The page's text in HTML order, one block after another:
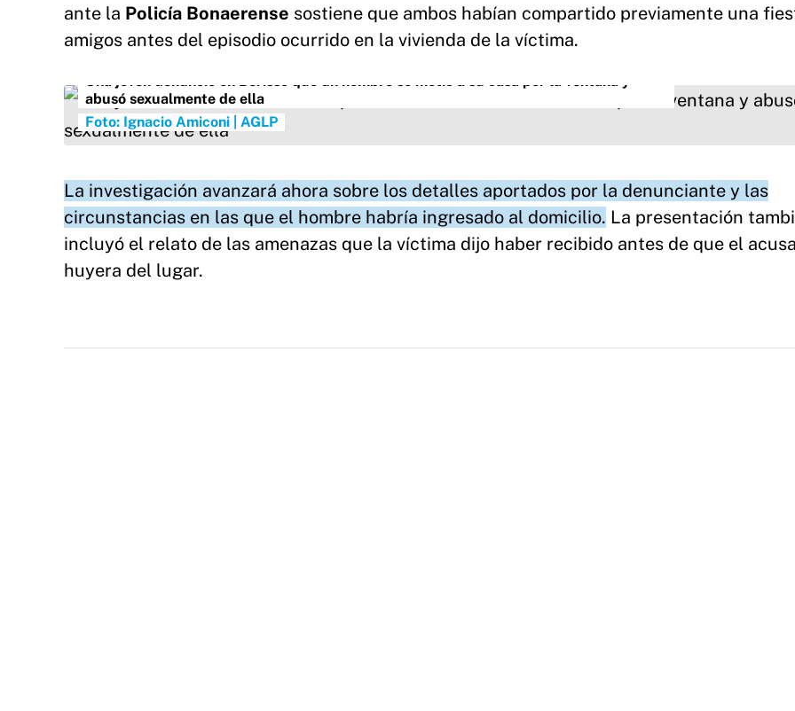
ante la Policía Bonaerense sostiene que ambos habían compartido previamente una
amigos antes del episodio ocurrido en la vivienda de la víctima.
Una joven denunció en Berisso que un hombre se metió a su casa por la ventana y
abusó sexualmente de ella
Foto: Ignacio Amiconi | AGLP
La investigación avanzará ahora sobre los detalles aportados por la denunciante y las
circunstancias en las que el hombre habría ingresado al domicilio. La presentación
incluyó el relato de las amenazas que la víctima dijo haber recibido antes de que el
huyera del lugar.